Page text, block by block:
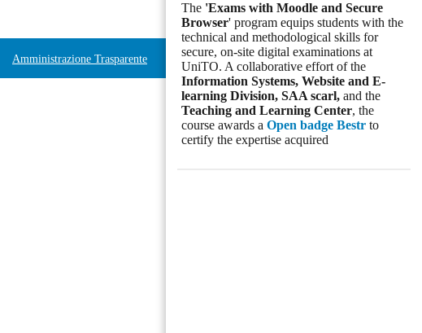
The 'Exams with Moodle and Secure
Browser' program equips students with the
technical and methodological skills for
secure, on-site digital examinations at
UniTO. A collaborative effort of the
Information Systems, Website and E-
learning Division, SAA scarl,and the
Teaching and Learning Center, the
course awards aOpen badge Bestr to
certify the expertise acquired
Amministrazione Trasparente